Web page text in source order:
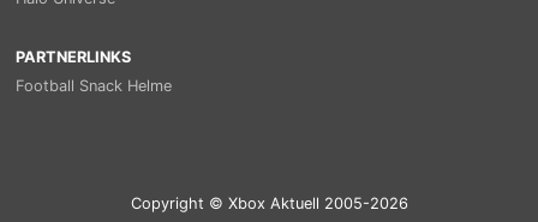
PARTNERLINKS
Football Snack Helme
Copyright © Xbox Aktuell 2005-2026